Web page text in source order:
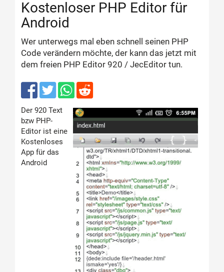
Kostenloser PHP Editor für
Android
Wer unterwegs mal eben schnell seinen PHP
Code verändern möchte, der kann das jetzt mit
dem freien PHP Editor 920 / JecEditor tun.
Der 920 Text
bzw PHP-
Editor ist eine
Kostenloses
App für das
Android